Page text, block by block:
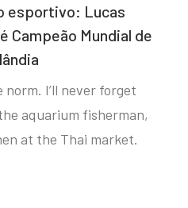
esportivo: Lucas
Campeão Mundial de
I’ll never forget
aquarium fisherman,
at the Thai market.